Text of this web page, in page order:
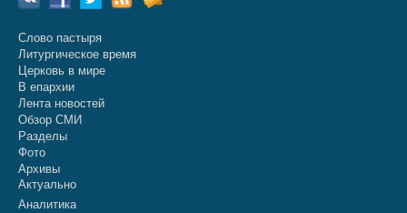
Слово пастыря
Литургическое время
Церковь в мире
В епархии
Лента новостей
Обзор СМИ
Разделы
Фото
Архивы
Актуально
Аналитика